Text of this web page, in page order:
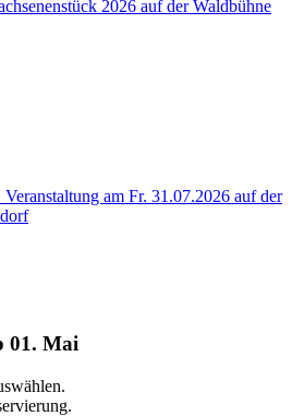
01. Mai